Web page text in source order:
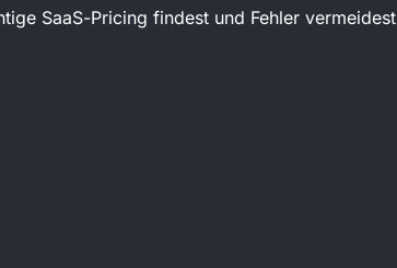
SaaS-Pricing findest und Fehler vermeidest